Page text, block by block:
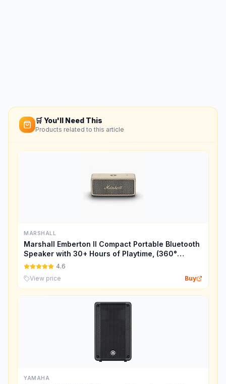
🛒 You'll Need This
Products related to this article
MARSHALL
Marshall Emberton II Compact Portable Bluetooth
Speaker with 30+ Hours of Playtime, (360°
Sound), Dust & Waterproof (IP67) – Cream.
4.6
View price
Buy
YAMAHA